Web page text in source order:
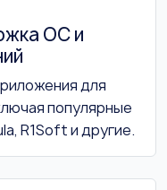
ОС и
для
популярные
R1Soft и другие.